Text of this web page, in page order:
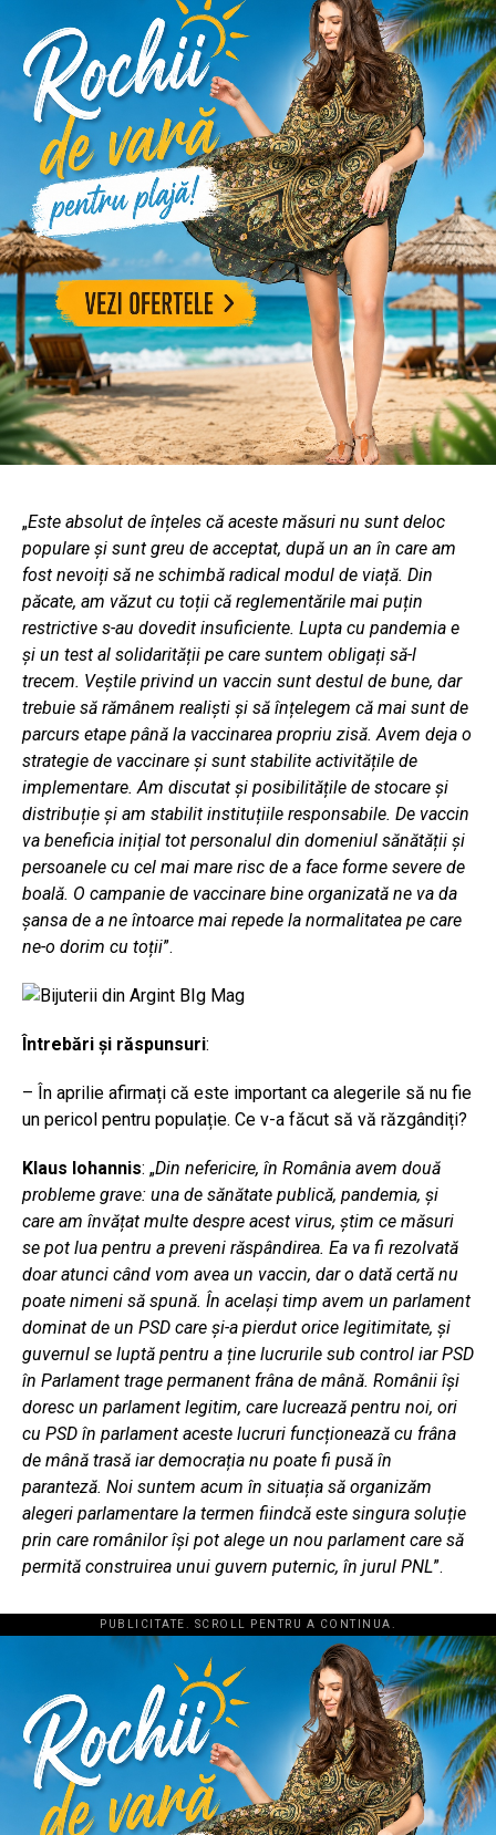
„Este absolut de înțeles că aceste măsuri nu sunt deloc
populare și sunt greu de acceptat, după un an în care am
fost nevoiți să ne schimbă radical modul de viață. Din
păcate, am văzut cu toții că reglementările mai puțin
restrictive s-au dovedit insuficiente. Lupta cu pandemia e
și un test al solidarității pe care suntem obligați să-l
trecem. Veștile privind un vaccin sunt destul de bune, dar
trebuie să rămânem realiști și să înțelegem că mai sunt de
parcurs etape până la vaccinarea propriu zisă. Avem deja o
strategie de vaccinare și sunt stabilite activitățile de
implementare. Am discutat și posibilitățile de stocare și
distribuție și am stabilit instituțiile responsabile. De vaccin
va beneficia inițial tot personalul din domeniul sănătății și
persoanele cu cel mai mare risc de a face forme severe de
boală. O campanie de vaccinare bine organizată ne va da
șansa de a ne întoarce mai repede la normalitatea pe care
ne-o dorim cu toții”.
Întrebări și răspunsuri:
– În aprilie afirmați că este important ca alegerile să nu fie
un pericol pentru populație. Ce v-a făcut să vă răzgândiți?
Klaus Iohannis: „Din nefericire, în România avem două
probleme grave: una de sănătate publică, pandemia, și
care am învățat multe despre acest virus, știm ce măsuri
se pot lua pentru a preveni răspândirea. Ea va fi rezolvată
doar atunci când vom avea un vaccin, dar o dată certă nu
poate nimeni să spună. În același timp avem un parlament
dominat de un PSD care și-a pierdut orice legitimitate, și
guvernul se luptă pentru a ține lucrurile sub control iar PSD
în Parlament trage permanent frâna de mână. Românii își
doresc un parlament legitim, care lucrează pentru noi, ori
cu PSD în parlament aceste lucruri funcționează cu frâna
de mână trasă iar democrația nu poate fi pusă în
paranteză. Noi suntem acum în situația să organizăm
alegeri parlamentare la termen fiindcă este singura soluție
prin care românilor își pot alege un nou parlament care să
permită construirea unui guvern puternic, în jurul PNL”.
PUBLICITATE. SCROLL PENTRU A CONTINUA.